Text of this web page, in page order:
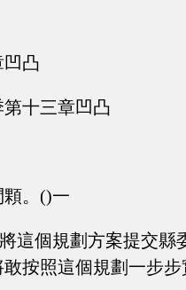
凸
十三章凹凸
。()一
這個規劃方案提交縣
按照這個規劃一步步